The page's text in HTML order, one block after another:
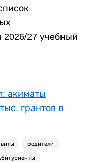
2026/27 учебный
акиматы
грантов в
родители